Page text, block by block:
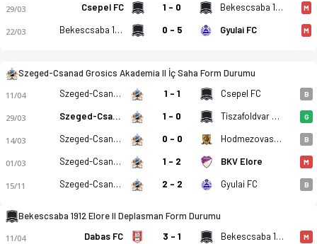
Szeged-Csanad Grosics Akademia II - Bekescsaba 1912
29/03 Csepel FC 1 - 0 Bekescsaba 1912 Elore II M
22/03 Bekescsaba 1912 Elore II 0 - 5 Gyulai FC M
Szeged-Csanad Grosics Akademia II İç Saha Form Durumu
11/04 Szeged-Csanad Grosics Akademia II 1 - 1 Csepel FC B
29/03 Szeged-Csanad Grosics Akademia II 1 - 0 Tiszafoldvar Vse G
14/03 Szeged-Csanad Grosics Akademia II 0 - 0 Hodmezovasarhelyi FC B
01/03 Szeged-Csanad Grosics Akademia II 1 - 2 BKV Elore M
15/11 Szeged-Csanad Grosics Akademia II 2 - 2 Gyulai FC B
Bekescsaba 1912 Elore II Deplasman Form Durumu
11/04 Dabas FC 3 - 1 Bekescsaba 1912 Elore II M